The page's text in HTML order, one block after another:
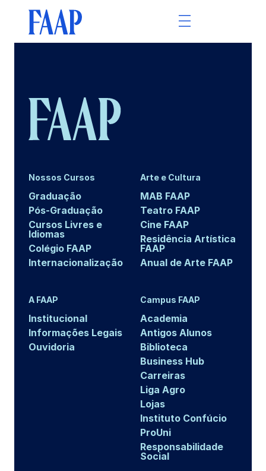
Nossos Cursos
Graduação
Pós-Graduação
Cursos Livres e
Idiomas
Colégio FAAP
Internacionalização
Arte e Cultura
MAB FAAP
Teatro FAAP
Cine FAAP
Residência Artística
FAAP
Anual de Arte FAAP
A FAAP
Institucional
Informações Legais
Ouvidoria
Campus FAAP
Academia
Antigos Alunos
Biblioteca
Business Hub
Carreiras
Liga Agro
Lojas
Instituto Confúcio
ProUni
Responsabilidade
Social